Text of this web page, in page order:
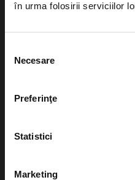
în urma folosirii serviciilor
consimțământului
Necesare
Preferinţe
Statistici
Marketing
Ajutor
Evenimente
Concerte si
Sport
Calendar